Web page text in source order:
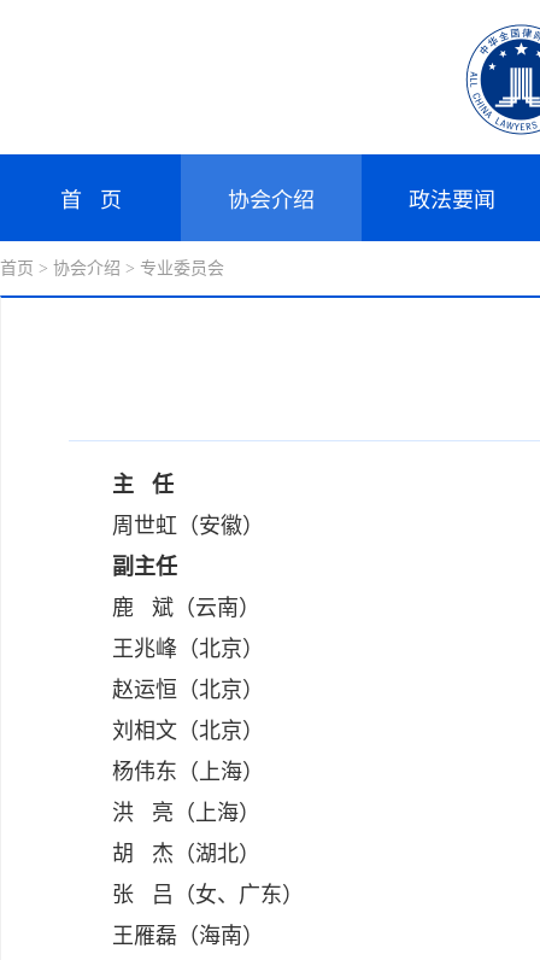
首 页 协会介绍 政法要闻
首页 > 协会介绍 > 专业委员会
主 任
周世虹（安徽）
副主任
鹿 斌（云南）
王兆峰（北京）
赵运恒（北京）
刘相文（北京）
杨伟东（上海）
洪 亮（上海）
胡 杰（湖北）
张 吕（女、广东）
王雁磊（海南）